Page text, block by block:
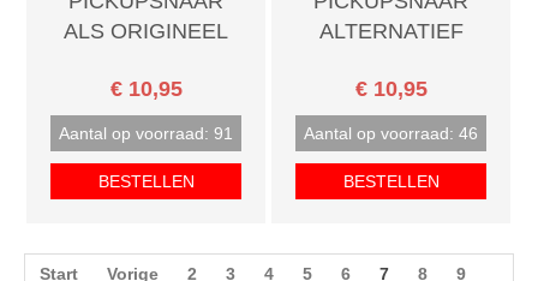
ALS ORIGINEEL
€ 10,95
Aantal op voorraad: 91
BESTELLEN
ALTERNATIEF
€ 10,95
Aantal op voorraad: 46
BESTELLEN
Start Vorige 2 3 4 5 6 7 8 9